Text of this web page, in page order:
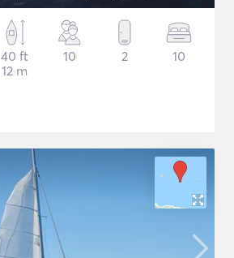
40 ft
12 m
10 2 10